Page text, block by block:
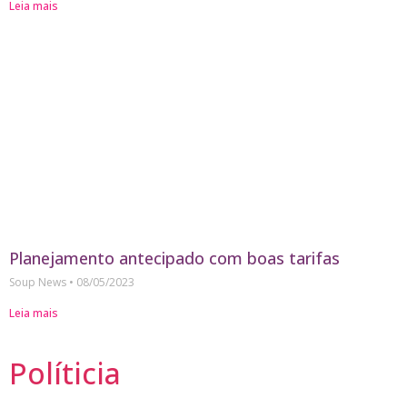
Leia mais
Planejamento antecipado com boas tarifas
Soup News
08/05/2023
Leia mais
Políticia